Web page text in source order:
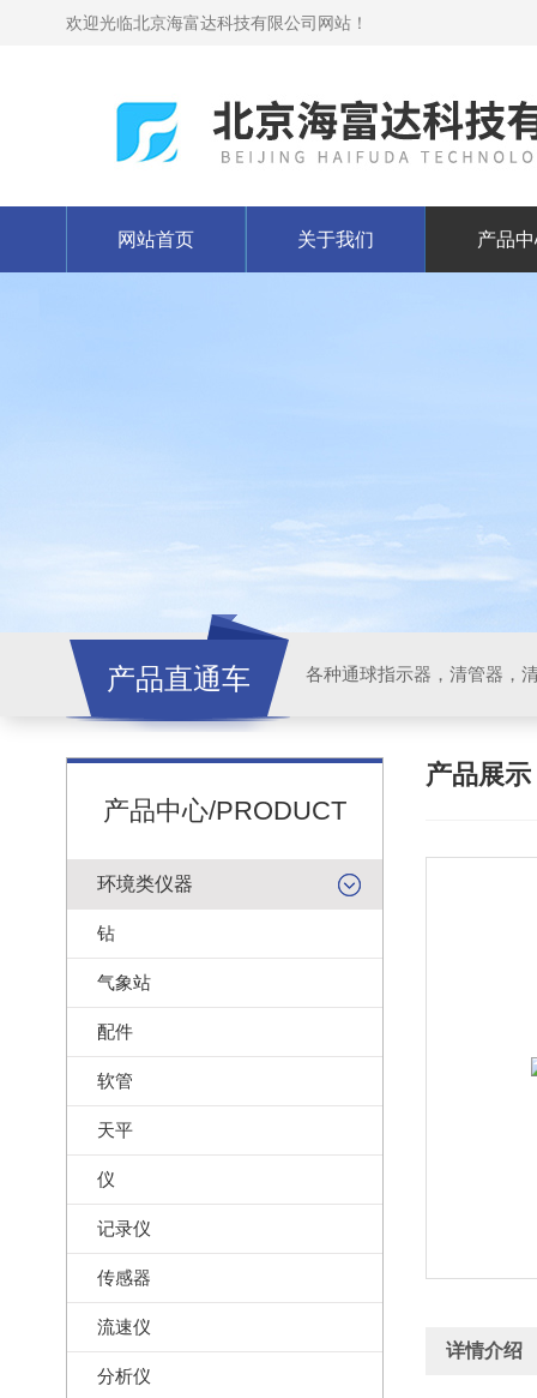
欢迎光临北京海富达科技有限公司网站！
网站首页 关于我们 产品
产品直通车 各种通球指示器，清管器，
产品中心/PRODUCT
环境类仪器
钻
气象站
配件
软管
天平
仪
记录仪
传感器
流速仪
分析仪
产品展示
详情介绍